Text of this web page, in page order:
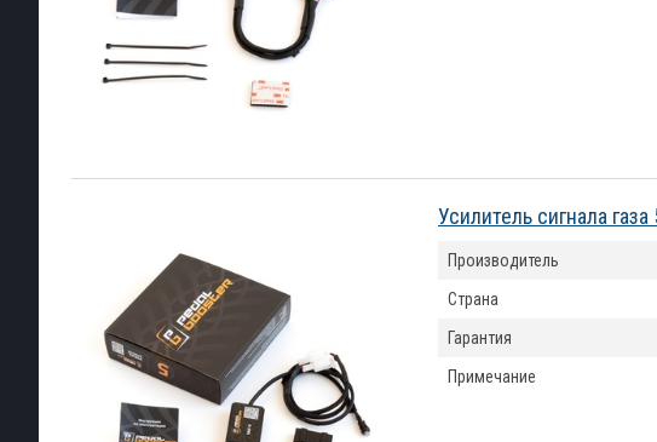
Усилитель сигнала
Производитель
Страна
Гарантия
Примечание